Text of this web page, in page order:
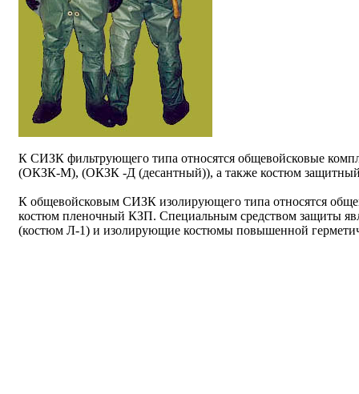
К СИЗК фильтрующего типа относятся общевойсковые
(ОКЗК-М), (ОКЗК -Д (десантный)), а также костюм
К общевойсковым СИЗК изолирующего типа относятся
костюм пленочный КЗП. Специальным средством защиты
(костюм Л-1) и изолирующие костюмы повышенной